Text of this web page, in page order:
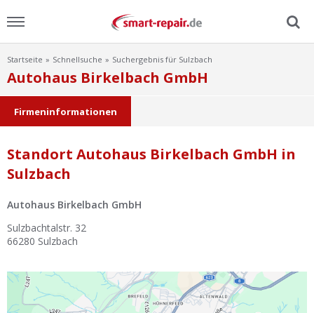
Menu
Home
Ratgeber
FAQ
Lexikon
Video
Startseite Schnellsuche Suchergebnis für Sulzbach
Autohaus Birkelbach GmbH
Firmeninformationen
Standort Autohaus Birkelbach GmbH in
Sulzbach
Autohaus Birkelbach GmbH
Sulzbachtalstr. 32
66280 Sulzbach